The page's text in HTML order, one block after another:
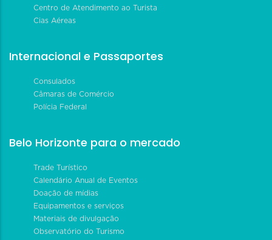
Centro de Atendimento ao Turista
Cias Aéreas
Internacional e Passaportes
Consulados
Câmaras de Comércio
Polícia Federal
Belo Horizonte para o mercado
Trade Turístico
Calendário Anual de Eventos
Doação de mídias
Equipamentos e serviços
Materiais de divulgação
Observatório do Turismo